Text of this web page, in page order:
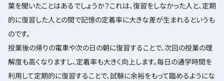
葉を聞いたことはあるでしょうか？これは、復習をしなかった人と、定期
的に復習した人との間で記憶の定着率に大きな差が生まれるというも
のです。
授業後の帰りの電車や次の日の朝に復習することで、次回の授業の理
解度も高くなりますし、定着率も大きく向上します。毎日の通学時間を
利用して定期的に復習することで、試験に余裕をもって臨めるようにな